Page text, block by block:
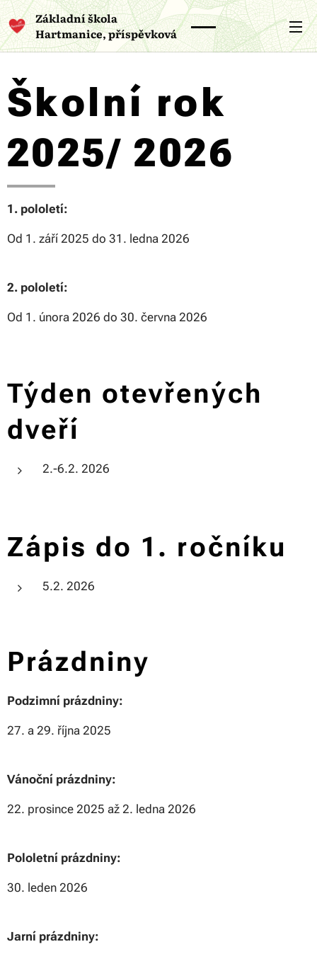
Základní škola
Hartmanice, příspěvková
organizace
Školní rok
2025/ 2026
1. pololetí:
Od 1. září 2025 do 31. ledna 2026
2. pololetí:
Od 1. února 2026 do 30. června 2026
Týden otevřených
dveří
2.-6.2. 2026
Zápis do 1. ročníku
5.2. 2026
Prázdniny
Podzimní prázdniny:
27. a 29. října 2025
Vánoční prázdniny:
22. prosince 2025 až 2. ledna 2026
Pololetní prázdniny:
30. leden 2026
Jarní prázdniny: